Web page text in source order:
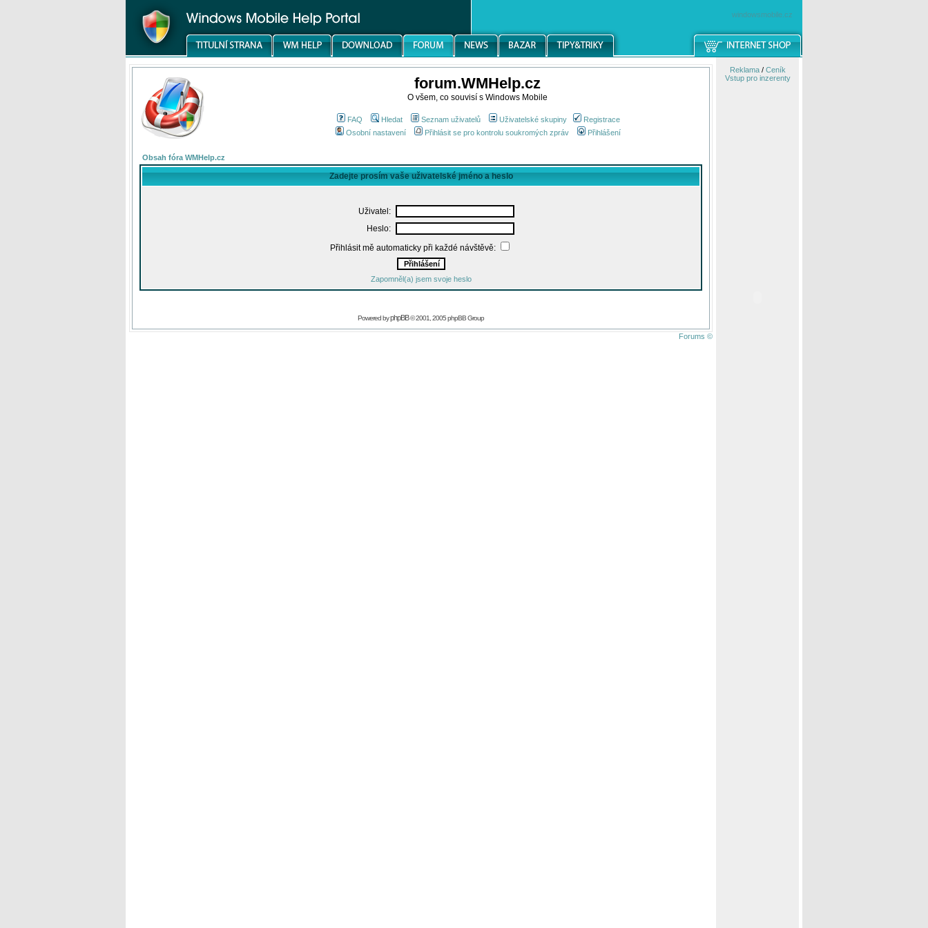
windowsmobile.cz
forum.WMHelp.cz
O všem, co souvisí s Windows Mobile
FAQ Hledat Seznam uživatelů Uživatelské skupiny
Registrace
Osobní nastavení
Přihlásit se pro kontrolu soukromých zpráv Přihlášení
Obsah fóra WMHelp.cz
Zadejte prosím vaše uživatelské jméno a heslo
Uživatel:
Heslo:
Přihlásit mě automaticky při každé návštěvě:
Zapomněl(a) jsem svoje heslo
Powered byphpBB© 2001, 2005 phpBB Group
Forums ©
Reklama/ Ceník
Vstup pro inzerenty